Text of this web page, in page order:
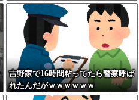
吉野家で16時間粘ってたら警察呼ば
れたんだがｗｗｗｗｗｗ